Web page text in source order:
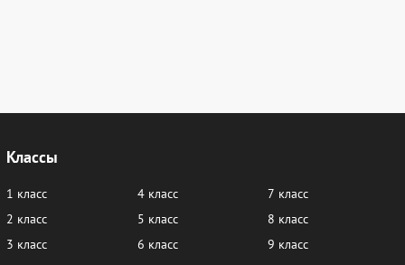
Классы
1 класс
2 класс
3 класс
4 класс
5 класс
6 класс
7 класс
8 класс
9 класс